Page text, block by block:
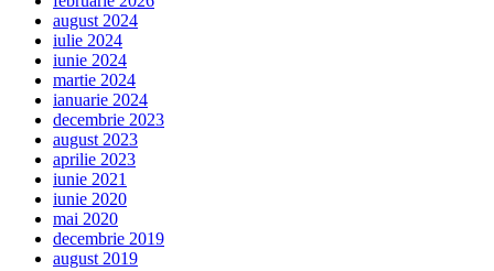
august 2024
iulie 2024
iunie 2024
martie 2024
ianuarie 2024
decembrie 2023
august 2023
aprilie 2023
iunie 2021
iunie 2020
mai 2020
decembrie 2019
august 2019